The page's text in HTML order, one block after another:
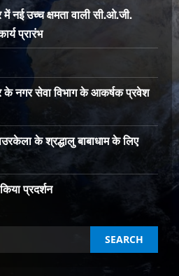
नई उच्च क्षमता वाली सी.ओ.जी.
प्रारंभ
नगर सेवा विभाग के आकर्षक प्रवेश
के श्रद्धालु बाबाधाम के लिए
प्रदर्शन